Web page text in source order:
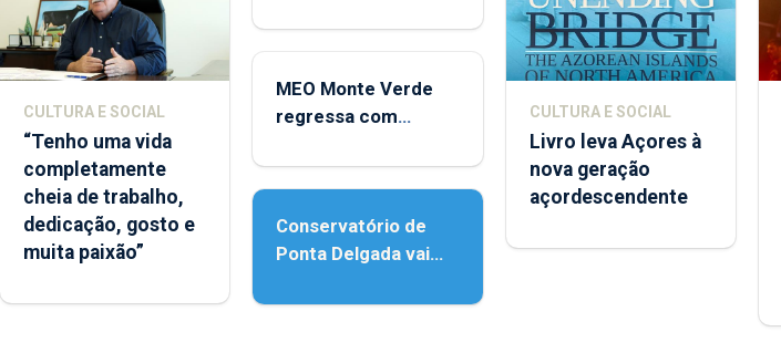
CULTURA E SOCIAL
“Tenho uma vida
completamente
cheia de trabalho,
dedicação, gosto e
muita paixão”
Micaelense
MEO Monte Verde
regressa com
acessibilidade
Conservatório de
Ponta Delgada vai
instrumentos
CULTURA E SOCIAL
Livro leva Açores à
nova geração
açordescendente